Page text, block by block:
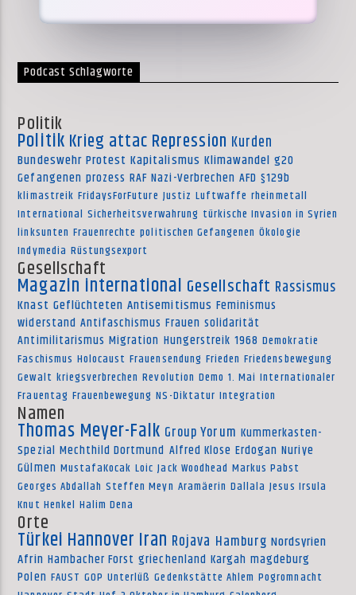
Podcast Schlagworte
Politik
Politik Krieg attac Repression Kurden
Bundeswehr Protest Kapitalismus Klimawandel g20
Gefangenen prozess RAF Nazi-Verbrechen AFD §129b
klimastreik FridaysForFuture Justiz Luftwaffe rheinmetall
International Sicherheitsverwahrung türkische Invasion in Syrien
linksunten Frauenrechte politischen Gefangenen Ökologie
Indymedia Rüstungsexport
Gesellschaft
Magazin international Gesellschaft Rassismus
Knast Geflüchteten Antisemitismus Feminismus
widerstand Antifaschismus Frauen solidarität
Antimilitarismus Migration Hungerstreik 1968 Demokratie
Faschismus Holocaust Frauensendung Frieden Friedensbewegung
Gewalt kriegsverbrechen Revolution Demo 1. Mai Internationaler
Frauentag Frauenbewegung NS-Diktatur Integration
Namen
Thomas Meyer-Falk Group Yorum Kummerkasten-
Spezial Mechthild Dortmund Alfred Klose Erdogan Nuriye
Gülmen MustafaKocak Loic Jack Woodhead Markus Pabst
Georges Abdallah Steffen Meyn Aramäerin Dallala Jesus Irsula
Knut Henkel Halim Dena
Orte
Türkei Hannover Iran Rojava Hamburg Nordsyrien
Afrin Hambacher Forst griechenland Kargah magdeburg
Polen FAUST GOP Unterlüß Gedenkstätte Ahlem Pogromnacht